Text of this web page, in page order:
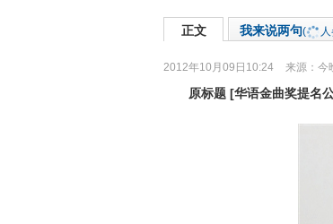
正文 我来说两句(
2012年10月09日10:24 来源： 今
原标题 [华语金曲奖提名